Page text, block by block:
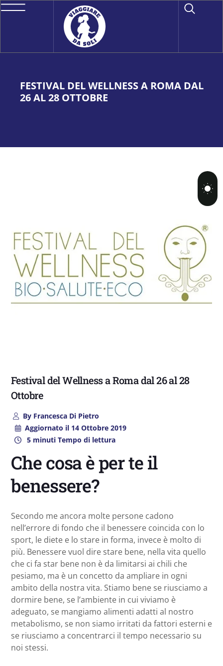
FESTIVAL DEL WELLNESS A ROMA DAL
26 AL 28 OTTOBRE
Festival del Wellness a Roma dal 26 al 28
Ottobre
ByFrancesca Di Pietro
Aggiornato il14 Ottobre 2019
5 minuti Tempo di lettura
Che cosa è per te il
benessere?
Secondo me ancora molte persone cadono
nell’errore di fondo che il benessere coincida con lo
sport, le diete e lo stare in forma, invece è molto di
più. Benessere vuol dire stare bene, nella vita quello
che ci fa star bene non è da limitarsi ai chili che
pesiamo, ma è un concetto da ampliare in ogni
ambito della nostra vita. Stiamo bene se riusciamo a
dormire bene, se l’ambiente in cui viviamo è
adeguato, se mangiamo alimenti adatti al nostro
metabolismo, se non siamo irritati da fattori esterni e
se riusciamo a concentrarci il tempo necessario su
noi stessi.